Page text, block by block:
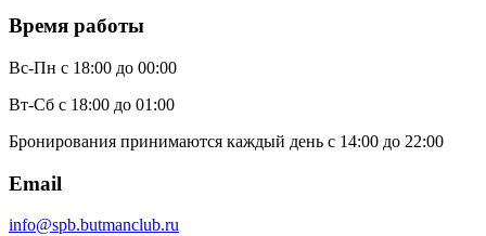
Время работы
Вс-Пн с 18:00 до 00:00
Вт-Сб с 18:00 до 01:00
Бронирования принимаются каждый день с 14:00 до 22:00
Email
info@spb.butmanclub.ru